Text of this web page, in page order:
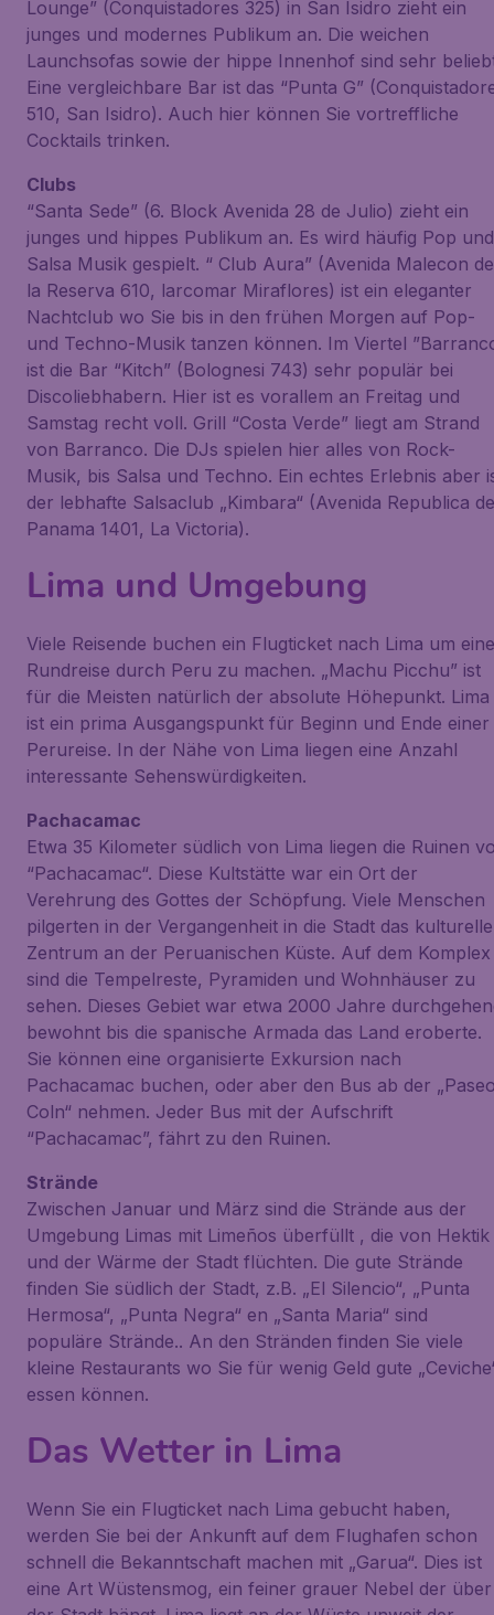
Lounge” (Conquistadores 325) in San Isidro zieht ein
junges und modernes Publikum an. Die weichen
Launchsofas sowie der hippe Innenhof sind sehr
Eine vergleichbare Bar ist das “Punta G”
510, San Isidro). Auch hier können Sie vortreffliche
Cocktails trinken.
Clubs
“Santa Sede” (6. Block Avenida 28 de Julio) zieht ein
junges und hippes Publikum an. Es wird häufig Pop und
Salsa Musik gespielt. “ Club Aura” (Avenida Malecon de
la Reserva 610, larcomar Miraflores) ist ein eleganter
Nachtclub wo Sie bis in den frühen Morgen auf Pop-
und Techno-Musik tanzen können. Im Viertel
ist die Bar “Kitch” (Bolognesi 743) sehr populär bei
Discoliebhabern. Hier ist es vorallem an Freitag und
Samstag recht voll. Grill “Costa Verde” liegt am Strand
von Barranco. Die DJs spielen hier alles von Rock-
Musik, bis Salsa und Techno. Ein echtes Erlebnis aber
der lebhafte Salsaclub „Kimbara“ (Avenida Republica de
Panama 1401, La Victoria).
Lima und Umgebung
Viele Reisende buchen ein Flugticket nach Lima um eine
Rundreise durch Peru zu machen. „Machu Picchu” ist
für die Meisten natürlich der absolute Höhepunkt. Lima
ist ein prima Ausgangspunkt für Beginn und Ende einer
Perureise. In der Nähe von Lima liegen eine Anzahl
interessante Sehenswürdigkeiten.
Pachacamac
Etwa 35 Kilometer südlich von Lima liegen die Ruinen
“Pachacamac“. Diese Kultstätte war ein Ort der
Verehrung des Gottes der Schöpfung. Viele Menschen
pilgerten in der Vergangenheit in die Stadt das kulturelle
Zentrum an der Peruanischen Küste. Auf dem Komplex
sind die Tempelreste, Pyramiden und Wohnhäuser zu
sehen. Dieses Gebiet war etwa 2000 Jahre
bewohnt bis die spanische Armada das Land eroberte.
Sie können eine organisierte Exkursion nach
Pachacamac buchen, oder aber den Bus ab der
Coln“ nehmen. Jeder Bus mit der Aufschrift
“Pachacamac”, fährt zu den Ruinen.
Strände
Zwischen Januar und März sind die Strände aus der
Umgebung Limas mit Limeños überfüllt , die von Hektik
und der Wärme der Stadt flüchten. Die gute Strände
finden Sie südlich der Stadt, z.B. „El Silencio“, „Punta
Hermosa“, „Punta Negra“ en „Santa Maria“ sind
populäre Strände.. An den Stränden finden Sie viele
kleine Restaurants wo Sie für wenig Geld gute
essen können.
Das Wetter in Lima
Wenn Sie ein Flugticket nach Lima gebucht haben,
werden Sie bei der Ankunft auf dem Flughafen schon
schnell die Bekanntschaft machen mit „Garua“. Dies ist
eine Art Wüstensmog, ein feiner grauer Nebel der über